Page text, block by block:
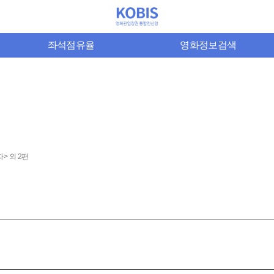
좌석점유율 영화정보검색
> 외 2편